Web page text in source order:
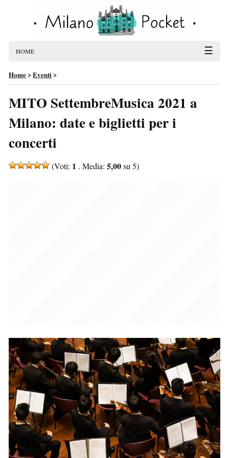
HOME ☰
Home>Eventi>
MITO SettembreMusica 2021 a
Milano: date e biglietti per i
concerti
(Voti: 1 . Media: 5,00su 5)